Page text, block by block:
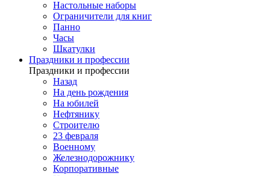
Настольные наборы
Ограничители для книг
Панно
Часы
Шкатулки
Праздники и профессии
Праздники и профессии
Назад
На день рождения
На юбилей
Нефтянику
Строителю
23 февраля
Военному
Железнодорожнику
Корпоративные